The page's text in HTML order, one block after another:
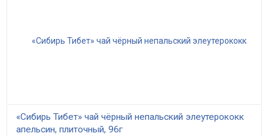
«Сибирь Тибет» чай чёрный непальский элеутерококк
апельсин, плиточный, 96г